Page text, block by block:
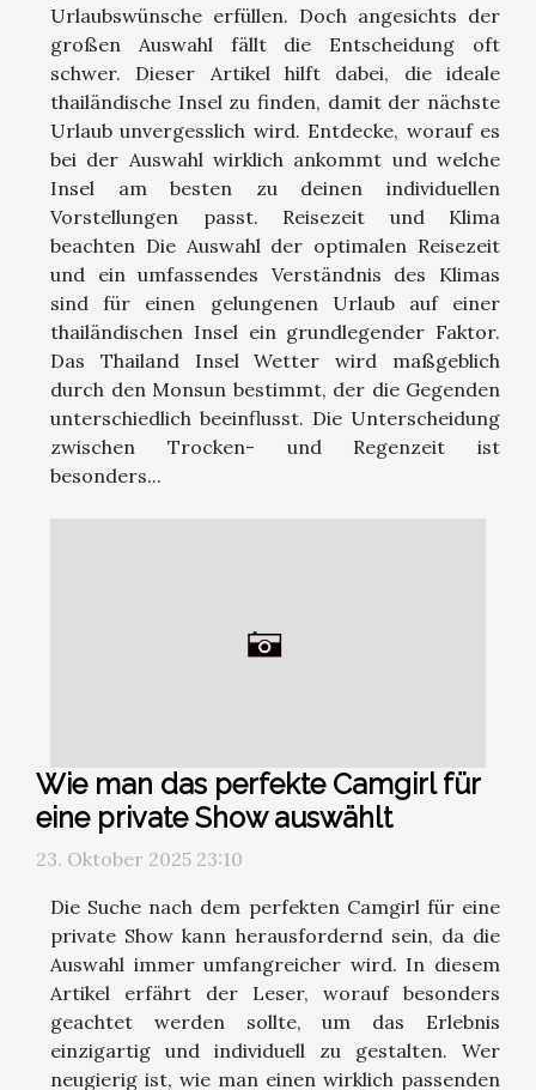
Urlaubswünsche erfüllen. Doch angesichts der
großen Auswahl fällt die Entscheidung oft
schwer. Dieser Artikel hilft dabei, die ideale
thailändische Insel zu finden, damit der nächste
Urlaub unvergesslich wird. Entdecke, worauf es
bei der Auswahl wirklich ankommt und welche
Insel am besten zu deinen individuellen
Vorstellungen passt. Reisezeit und Klima
beachten Die Auswahl der optimalen Reisezeit
und ein umfassendes Verständnis des Klimas
sind für einen gelungenen Urlaub auf einer
thailändischen Insel ein grundlegender Faktor.
Das Thailand Insel Wetter wird maßgeblich
durch den Monsun bestimmt, der die Gegenden
unterschiedlich beeinflusst. Die Unterscheidung
zwischen Trocken- und Regenzeit ist
besonders...
Wie man das perfekte Camgirl für
eine private Show auswählt
23. Oktober 2025 23:10
Die Suche nach dem perfekten Camgirl für eine
private Show kann herausfordernd sein, da die
Auswahl immer umfangreicher wird. In diesem
Artikel erfährt der Leser, worauf besonders
geachtet werden sollte, um das Erlebnis
einzigartig und individuell zu gestalten. Wer
neugierig ist, wie man einen wirklich passenden